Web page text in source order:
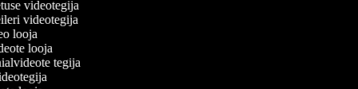
videotegija
videotegija
looja
looja
tegija